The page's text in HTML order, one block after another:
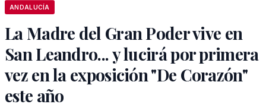
ANDALUCÍA
La Madre del Gran Poder vive en
San Leandro... y lucirá por primera
vez en la exposición "De Corazón"
este año